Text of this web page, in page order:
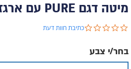
מיטה דגם PURE עם ארגז מצעים
0.0 star rating
כתיבת חוות דעת
בחר/י צבע